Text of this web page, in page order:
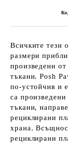
Всичките тези
размери
произведени
тъкани. Posh
по-устойчив и
са
тъкани,
рециклирани
храна.
рециклирани